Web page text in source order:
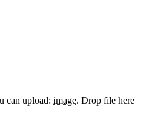
can upload: image. Drop file here